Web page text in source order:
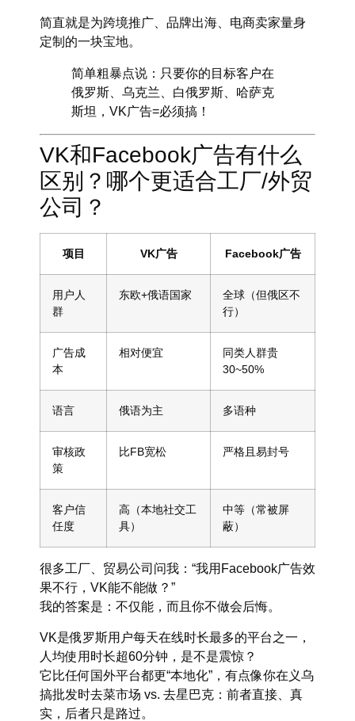
简直就是为跨境推广、品牌出海、电商卖家量身
定制的一块宝地。
简单粗暴点说： 只要你的目标客户在
俄罗斯、乌克兰、白俄罗斯、哈萨克
斯坦，VK广告=必须搞！
VK和Facebook广告有什么
区别？哪个更适合工厂/外贸
公司？
项目 VK广告 Facebook广告
用户人
群
东欧+俄语国家
全球（但俄区不
行）
广告成
本
相对便宜
同类人群贵
30~50%
语言 俄语为主 多语种
审核政
策
比FB宽松 严格且易封号
客户信
任度
高（本地社交工
具）
中等（常被屏
蔽）
很多工厂、贸易公司问我：“我用Facebook广告效
果不行，VK能不能做？”
我的答案是： 不仅能，而且你不做会后悔。
VK是俄罗斯用户每天在线时长最多的平台之一，
人均使用时长超60分钟，是不是震惊？
它比任何国外平台都更“本地化”，有点像你在义乌
搞批发时去菜市场 vs. 去星巴克：前者直接、真
实，后者只是路过。